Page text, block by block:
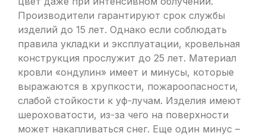
Производители гарантируют срок службы
изделий до 15 лет. Однако если соблюдать
правила укладки и эксплуатации, кровельная
конструкция прослужит до 25 лет. Материал
кровли «ондулин» имеет и минусы, которые
выражаются в хрупкости, пожароопасности,
слабой стойкости к уф-лучам. Изделия имеют
шероховатости, из-за чего на поверхности
может накапливаться снег. Еще один минус –